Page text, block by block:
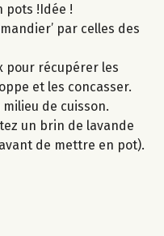
pots !Idée !
par celles des
pour récupérer les
et les concasser.
de cuisson.
un brin de lavande
de mettre en pot).